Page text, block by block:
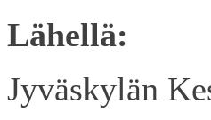
Lähellä:
Jyväskylän